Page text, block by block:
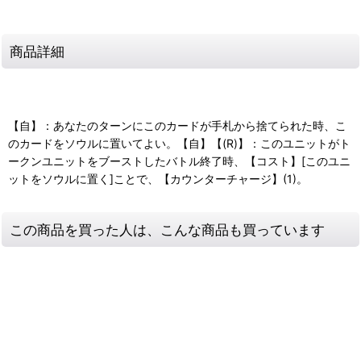
商品詳細
【自】：あなたのターンにこのカードが手札から捨てられた時、こ
のカードをソウルに置いてよい。【自】【(R)】：このユニットがト
ークンユニットをブーストしたバトル終了時、【コスト】[このユニ
ットをソウルに置く]ことで、【カウンターチャージ】(1)。
この商品を買った人は、こんな商品も買っています